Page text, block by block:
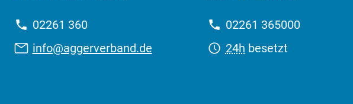
Telefon:
02261 360
E-info@aggerverband.de
Telefon:
02261 365000
Erreichbarkeit:
24h besetzt